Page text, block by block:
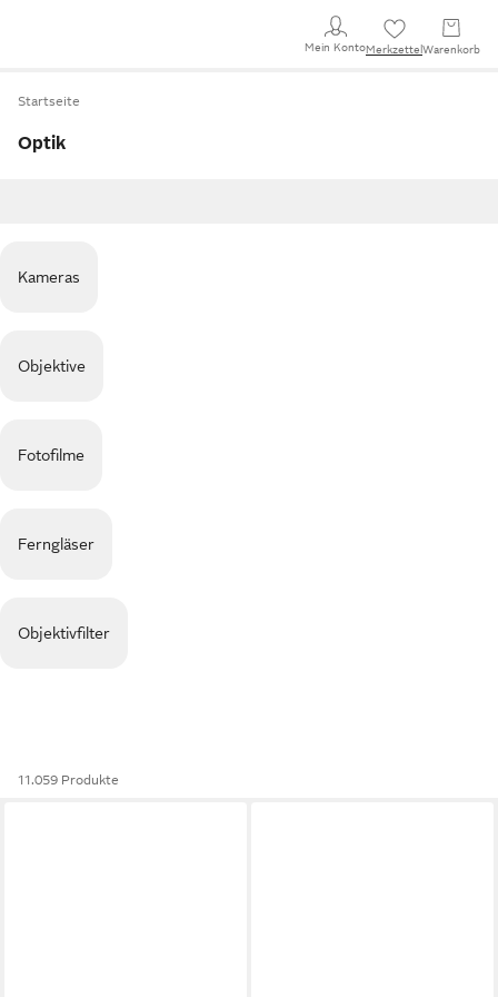
Mein KontoMerkzettel Warenkorb
Startseite
Optik
Kameras
Objektive
Fotofilme
Ferngläser
Objektivfilter
11.059 Produkte